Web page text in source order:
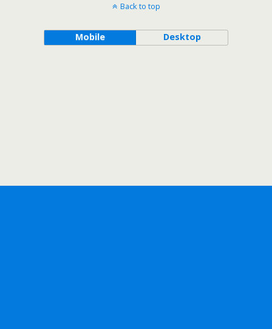
Back to top
Mobile Desktop